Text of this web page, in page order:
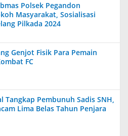
Polsek Pegandon
Masyarakat, Sosialisasi
Pilkada 2024
Genjot Fisik Para Pemain
FC
Tangkap Pembunuh Sadis SNH,
Lima Belas Tahun Penjara